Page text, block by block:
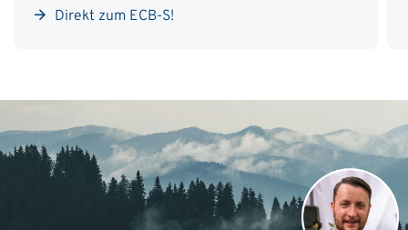
Direkt zum ECB-S!